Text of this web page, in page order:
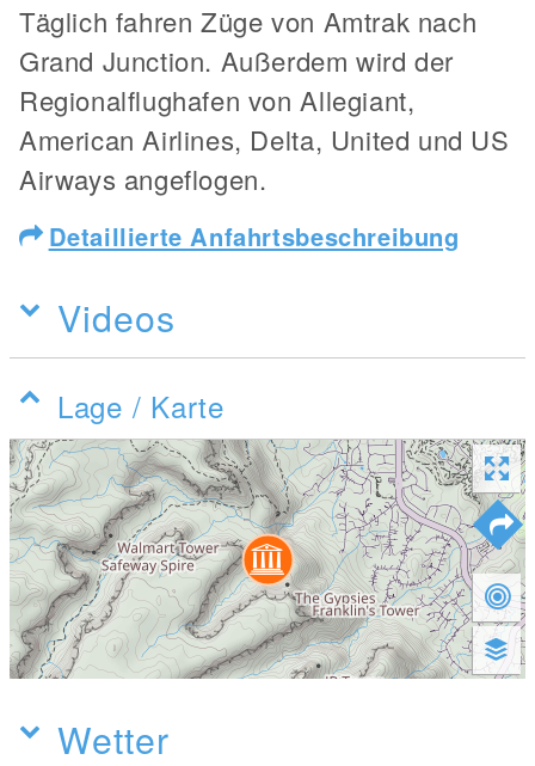
Täglich fahren Züge von Amtrak nach
Grand Junction. Außerdem wird der
Regionalflughafen von Allegiant,
American Airlines, Delta, United und US
Airways angeflogen.
Detaillierte Anfahrtsbeschreibung
Videos
Lage / Karte
Wetter